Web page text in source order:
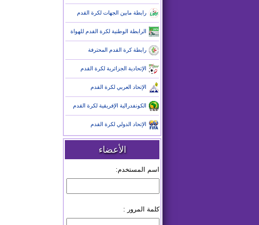
رابطة مابين الجهات لكرة القدم
الرابطة الوطنية لكرة القدم للهواة
رابطة كرة القدم المحترفة
الإتحادية الجزائرية لكرة القدم
الإتحاد العربي لكرة القدم
الكونفدرالية الإفريقية لكرة القدم
الإتحاد الدولي لكرة القدم
الأعضاء
اسم المستخدم:
كلمة المرور :